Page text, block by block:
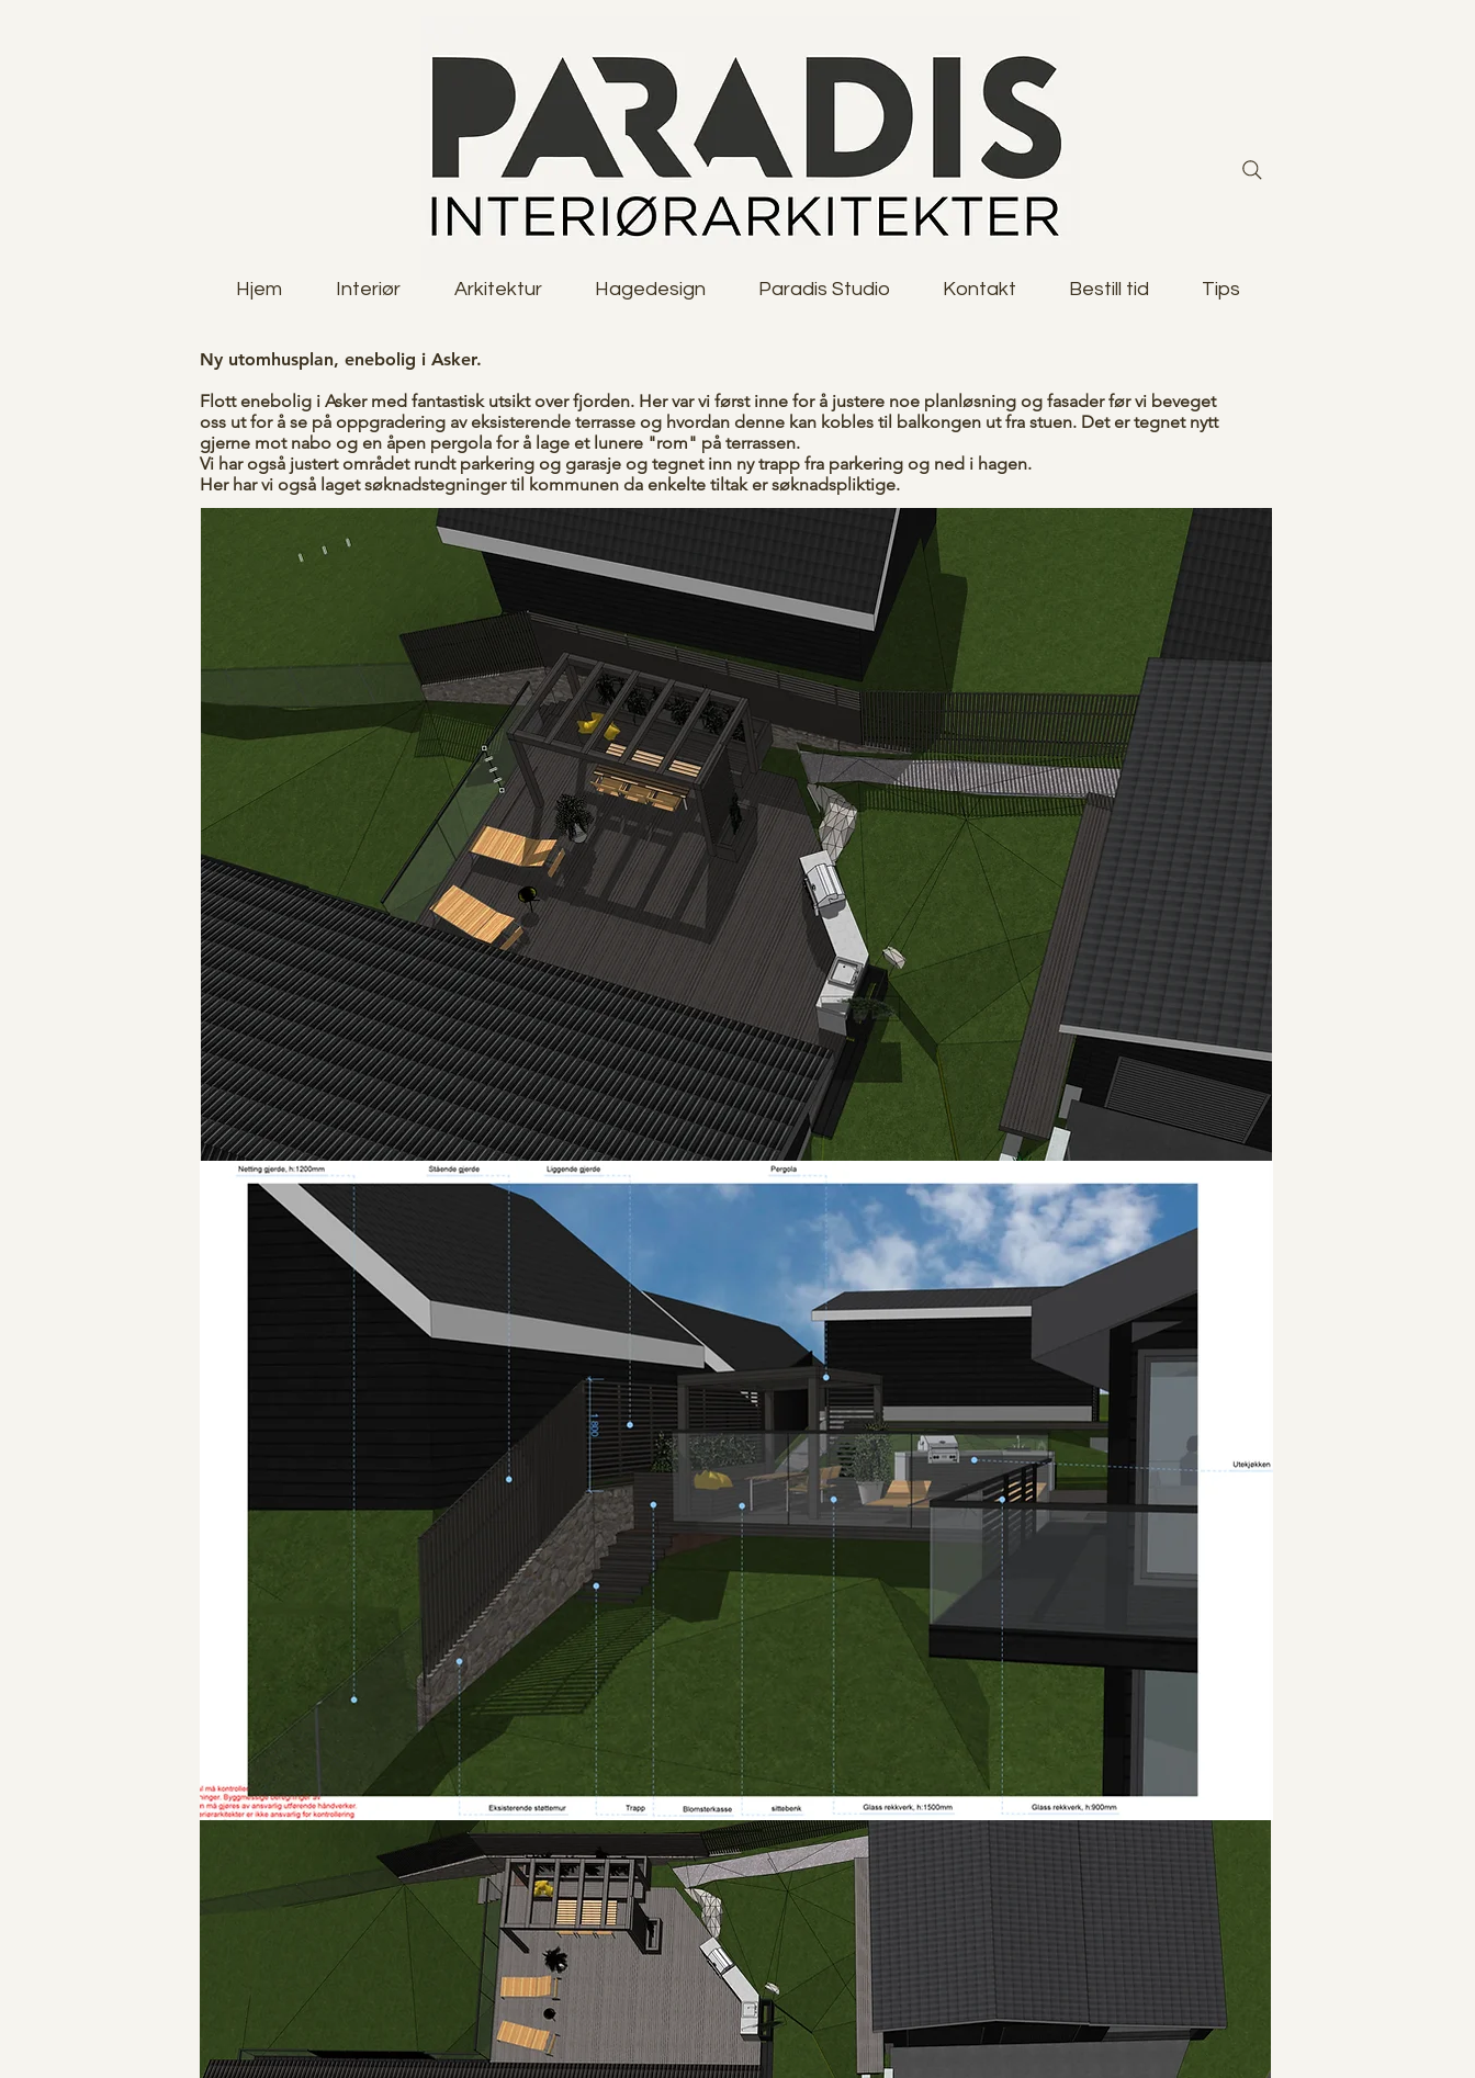
Hjem Interiør Arkitektur Hagedesign Paradis Studio Kontakt Bestill tid Tips
Ny utomhusplan, enebolig i Asker.
Flott enebolig i Asker med fantastisk utsikt over fjorden. Her var vi først inne for å justere noe planløsning og fasader før vi beveget
oss ut for å se på oppgradering av eksisterende terrasse og hvordan denne kan kobles til balkongen ut fra stuen. Det er tegnet nytt
gjerne mot nabo og en åpen pergola for å lage et lunere "rom" på terrassen.
Vi har også justert området rundt parkering og garasje og tegnet inn ny trapp fra parkering og ned i hagen.
Her har vi også laget søknadstegninger til kommunen da enkelte tiltak er søknadspliktige.